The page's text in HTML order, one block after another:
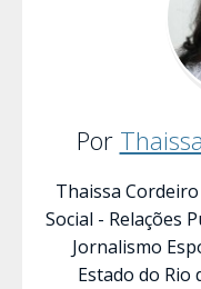
Por
Thaissa
Social - Relações
Jornalismo
Estado do Rio